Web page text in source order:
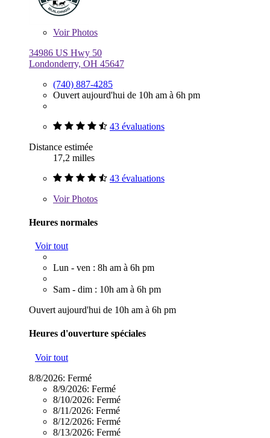
VoirPhotos
34986 US Hwy 50
Londonderry, OH 45647
(740) 887-4285
Ouvert aujourd'hui de 10h am à 6h pm
43 évaluations
Distance estimée
17,2 milles
43 évaluations
VoirPhotos
Heures normales
Voir tout
Lun - ven : 8h am à 6h pm
Sam - dim : 10h am à 6h pm
Ouvert aujourd'hui de 10h am à 6h pm
Heures d'ouverture spéciales
Voir tout
8/8/2026: Fermé
8/9/2026: Fermé
8/10/2026: Fermé
8/11/2026: Fermé
8/12/2026: Fermé
8/13/2026: Fermé